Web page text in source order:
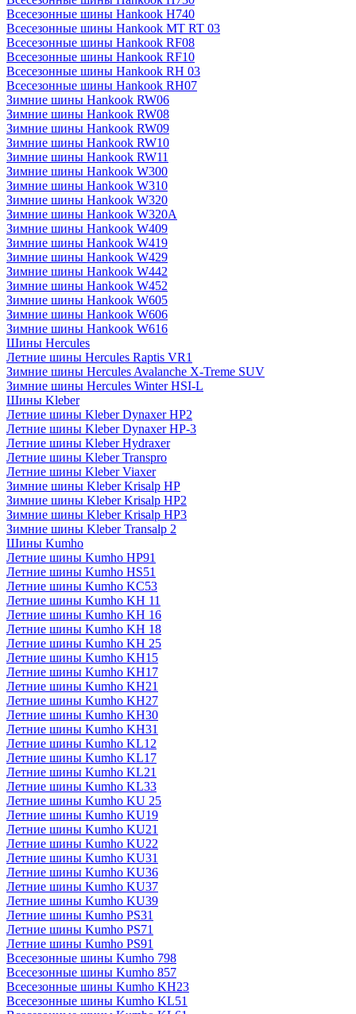
Всесезонные шины Hankook H740
Всесезонные шины Hankook MT RT 03
Всесезонные шины Hankook RF08
Всесезонные шины Hankook RF10
Всесезонные шины Hankook RH 03
Всесезонные шины Hankook RH07
Зимние шины Hankook RW06
Зимние шины Hankook RW08
Зимние шины Hankook RW09
Зимние шины Hankook RW10
Зимние шины Hankook RW11
Зимние шины Hankook W300
Зимние шины Hankook W310
Зимние шины Hankook W320
Зимние шины Hankook W320A
Зимние шины Hankook W409
Зимние шины Hankook W419
Зимние шины Hankook W429
Зимние шины Hankook W442
Зимние шины Hankook W452
Зимние шины Hankook W605
Зимние шины Hankook W606
Зимние шины Hankook W616
Шины Hercules
Летние шины Hercules Raptis VR1
Зимние шины Hercules Avalanche X-Treme SUV
Зимние шины Hercules Winter HSI-L
Шины Kleber
Летние шины Kleber Dynaxer HP2
Летние шины Kleber Dynaxer HP-3
Летние шины Kleber Hydraxer
Летние шины Kleber Transpro
Летние шины Kleber Viaxer
Зимние шины Kleber Krisalp HP
Зимние шины Kleber Krisalp HP2
Зимние шины Kleber Krisalp HP3
Зимние шины Kleber Transalp 2
Шины Kumho
Летние шины Kumho HP91
Летние шины Kumho HS51
Летние шины Kumho KC53
Летние шины Kumho KH 11
Летние шины Kumho KH 16
Летние шины Kumho KH 18
Летние шины Kumho KH 25
Летние шины Kumho KH15
Летние шины Kumho KH17
Летние шины Kumho KH21
Летние шины Kumho KH27
Летние шины Kumho KH30
Летние шины Kumho KH31
Летние шины Kumho KL12
Летние шины Kumho KL17
Летние шины Kumho KL21
Летние шины Kumho KL33
Летние шины Kumho KU 25
Летние шины Kumho KU19
Летние шины Kumho KU21
Летние шины Kumho KU22
Летние шины Kumho KU31
Летние шины Kumho KU36
Летние шины Kumho KU37
Летние шины Kumho KU39
Летние шины Kumho PS31
Летние шины Kumho PS71
Летние шины Kumho PS91
Всесезонные шины Kumho 798
Всесезонные шины Kumho 857
Всесезонные шины Kumho KH23
Всесезонные шины Kumho KL51